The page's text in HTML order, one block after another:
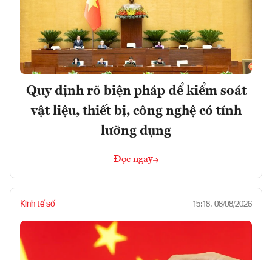
Quy định rõ biện pháp để kiểm soát
vật liệu, thiết bị, công nghệ có tính
lưỡng dụng
Đọc ngay
Kinh tế số 15:18, 08/08/2026